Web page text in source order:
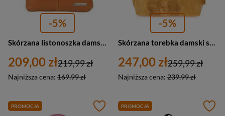
-5%
209,00 zł
Najniższa cena: 169,99 zł
219,99 zł
-5%
247,00 zł
Najniższa cena: 239,99 zł
259,99 zł
PROMOCJA PROMOCJA